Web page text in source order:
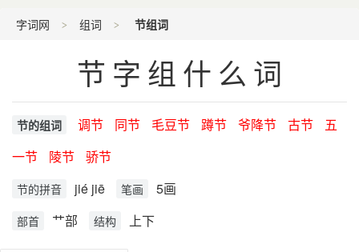
字词网 组词 节组词
节字组什么词
节的组词 调节 同节 毛豆节 蹲节 爷降节 古节
五
一节
陵节 骄节
节的拼音 jié jiē 笔画 5画
部首 艹部 结构 上下